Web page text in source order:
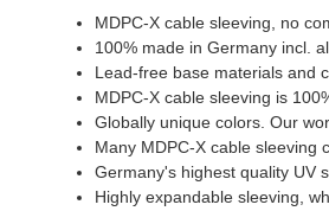
MDPC-X cable sleeving, no
100% made in Germany incl.
Lead-free base materials and
MDPC-X cable sleeving is
Globally unique colors. Our
Many MDPC-X cable sleeving
Germany's highest quality UV
Highly expandable sleeving,